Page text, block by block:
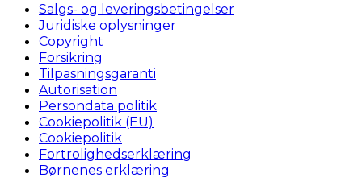
Salgs- og leveringsbetingelser
Juridiske oplysninger
Copyright
Forsikring
Tilpasningsgaranti
Autorisation
Persondata politik
Cookiepolitik (EU)
Cookiepolitik
Fortrolighedserklæring
Børnenes erklæring